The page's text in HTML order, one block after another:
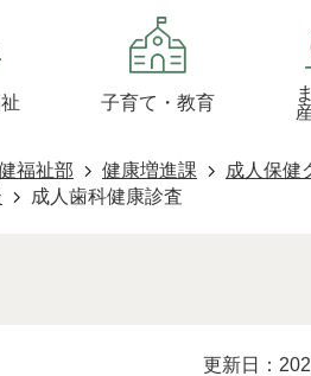
子育て・教育
福祉部 健康増進課 成人保健
成人歯科健康診査
更新日：